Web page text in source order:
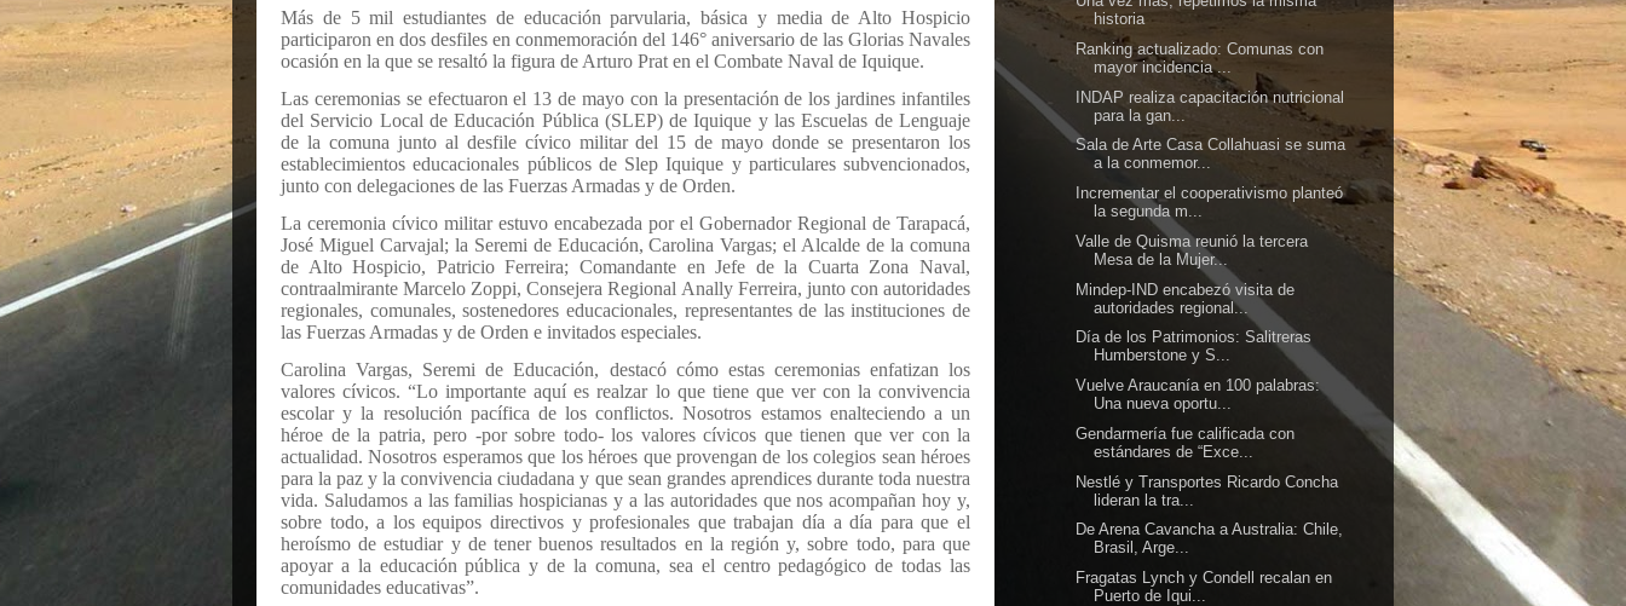
Más de 5 mil estudiantes de educación parvularia, básica y media de Alto Hospicio
participaron en dos desfiles en conmemoración del 146° aniversario de las Glorias Navales
ocasión en la que se resaltó la figura de Arturo Prat en el Combate Naval de Iquique.
Las ceremonias se efectuaron el 13 de mayo con la presentación de los jardines infantiles
del Servicio Local de Educación Pública (SLEP) de Iquique y las Escuelas de Lenguaje
de la comuna junto al desfile cívico militar del 15 de mayo donde se presentaron los
establecimientos educacionales públicos de Slep Iquique y particulares subvencionados,
junto con delegaciones de las Fuerzas Armadas y de Orden.
La ceremonia cívico militar estuvo encabezada por el Gobernador Regional de Tarapacá,
José Miguel Carvajal; la Seremi de Educación, Carolina Vargas; el Alcalde de la comuna
de Alto Hospicio, Patricio Ferreira; Comandante en Jefe de la Cuarta Zona Naval,
contraalmirante Marcelo Zoppi, Consejera Regional Anally Ferreira, junto con autoridades
regionales, comunales, sostenedores educacionales, representantes de las instituciones de
las Fuerzas Armadas y de Orden e invitados especiales.
Carolina Vargas, Seremi de Educación, destacó cómo estas ceremonias enfatizan los
valores cívicos. “Lo importante aquí es realzar lo que tiene que ver con la convivencia
escolar y la resolución pacífica de los conflictos. Nosotros estamos enalteciendo a un
héroe de la patria, pero -por sobre todo- los valores cívicos que tienen que ver con la
actualidad. Nosotros esperamos que los héroes que provengan de los colegios sean héroes
para la paz y la convivencia ciudadana y que sean grandes aprendices durante toda nuestra
vida. Saludamos a las familias hospicianas y a las autoridades que nos acompañan hoy y,
sobre todo, a los equipos directivos y profesionales que trabajan día a día para que el
heroísmo de estudiar y de tener buenos resultados en la región y, sobre todo, para que
apoyar a la educación pública y de la comuna, sea el centro pedagógico de todas las
comunidades educativas”.
historia
Ranking actualizado: Comunas con
mayor incidencia ...
INDAP realiza capacitación nutricional
para la gan...
Sala de Arte Casa Collahuasi se suma
a la conmemor...
Incrementar el cooperativismo planteó
la segunda m...
Valle de Quisma reunió la tercera
Mesa de la Mujer...
Mindep-IND encabezó visita de
autoridades regional...
Día de los Patrimonios: Salitreras
Humberstone y S...
Vuelve Araucanía en 100 palabras:
Una nueva oportu...
Gendarmería fue calificada con
estándares de “Exce...
Nestlé y Transportes Ricardo Concha
lideran la tra...
De Arena Cavancha a Australia: Chile,
Brasil, Arge...
Fragatas Lynch y Condell recalan en
Puerto de Iqui...